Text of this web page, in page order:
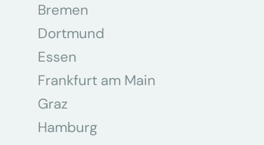
Bremen
Dortmund
Essen
Frankfurt am Main
Graz
Hamburg